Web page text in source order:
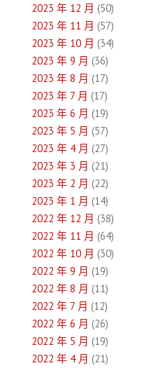
2023 年 12 月 (50)
2023 年 11 月 (57)
2023 年 10 月 (34)
2023 年 9 月 (36)
2023 年 8 月 (17)
2023 年 7 月 (17)
2023 年 6 月 (19)
2023 年 5 月 (57)
2023 年 4 月 (27)
2023 年 3 月 (21)
2023 年 2 月 (22)
2023 年 1 月 (14)
2022 年 12 月 (38)
2022 年 11 月 (64)
2022 年 10 月 (30)
2022 年 9 月 (19)
2022 年 8 月 (11)
2022 年 7 月 (12)
2022 年 6 月 (26)
2022 年 5 月 (19)
2022 年 4 月 (21)